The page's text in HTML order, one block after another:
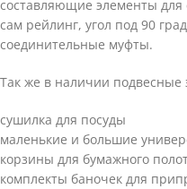
составляющие элементы
сам рейлинг, угол под 90
соединительные муфты.
Так же в наличии подвесные
сушилка для посуды
маленькие и большие
корзины для бумажного
комплекты баночек для